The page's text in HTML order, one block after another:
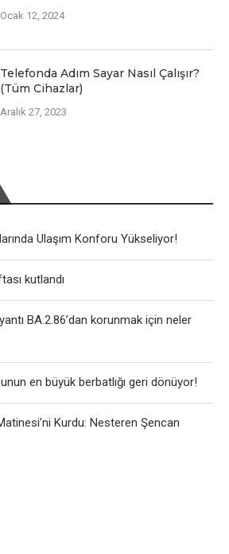
Ocak 12, 2024
Telefonda Adım Sayar Nasıl Çalışır?
(Tüm Cihazlar)
Aralık 27, 2023
Ulaşım Konforu Yükseliyor!
kutlandı
BA.2.86’dan korunmak için neler
en büyük berbatlığı geri dönüyor!
Kurdu: Nesteren Şencan